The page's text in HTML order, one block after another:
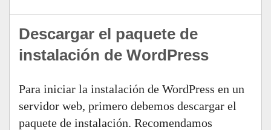
Descargar el paquete de
instalación de WordPress
Para iniciar la instalación de WordPress en un
servidor web, primero debemos descargar el
paquete de instalación. Recomendamos